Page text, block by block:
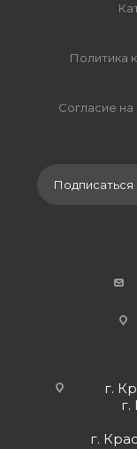
Политика
Согласие
Подписаться
г.
г.